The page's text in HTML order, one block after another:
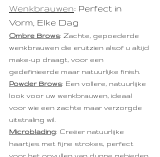
Wenkbrauwen: Perfect in
Vorm, Elke Dag
Ombre Brows: Zachte, gepoederde
wenkbrauwen die eruitzien alsof u altijd
make-up draagt, voor een
gedefinieerde maar natuurlijke finish.
Powder Brows: Een vollere, natuurlijke
look voor uw wenkbrauwen, ideaal
voor wie een zachte maar verzorgde
uitstraling wil.
Microblading: Creëer natuurlijke
haartjes met fijne strokes, perfect